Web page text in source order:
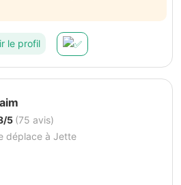
la bonne humeur et la convivialité.
le profil
5 (75 avis)
déplace à Jette